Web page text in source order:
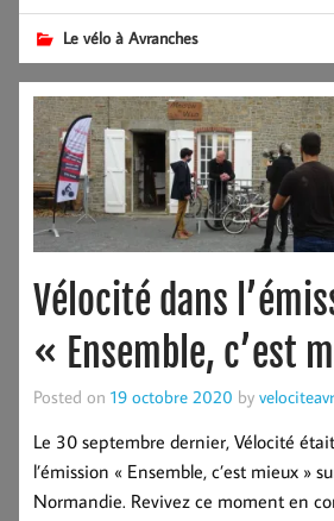
Le vélo à Avranches
Vélocité dans
« Ensemble, c’est
Posted on 19 octobre 2020 by
Le 30 septembre dernier, Vélocité
l’émission « Ensemble, c’est mieux »
Normandie. Revivez ce moment en